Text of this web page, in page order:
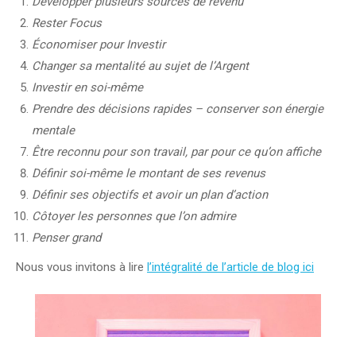
Rester Focus
Économiser pour Investir
Changer sa mentalité au sujet de l’Argent
Investir en soi-même
Prendre des décisions rapides – conserver son énergie
mentale
Être reconnu pour son travail, par pour ce qu’on affiche
Définir soi-même le montant de ses revenus
Définir ses objectifs et avoir un plan d’action
Côtoyer les personnes que l’on admire
Penser grand
Nous vous invitons à lire l’intégralité de l’article de blog ici